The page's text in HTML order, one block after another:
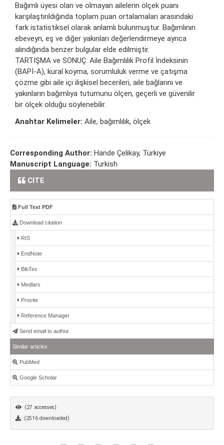
Bağımlı üyesi olan ve olmayan ailelerin ölçek puanı
karşılaştırıldığında toplam puan ortalamaları arasındaki
fark istatistiksel olarak anlamlı bulunmuştur. Bağımlının
ebeveyn, eş ve diğer yakınları değerlendirmeye ayrıca
alındığında benzer bulgular elde edilmiştir.
TARTIŞMA ve SONUÇ: Aile Bağımlılık Profil İndeksinin
(BAPİ-A), kural koyma, sorumluluk verme ve çatışma
çözme gibi aile içi ilişkisel becerileri, aile bağlarını ve
yakınların bağımlıya tutumunu ölçen, geçerli ve güvenilir
bir ölçek olduğu söylenebilir.
Anahtar Kelimeler: Aile, bağımlılık, ölçek
Corresponding Author: Hande Çelikay, Türkiye
Manuscript Language: Turkish
CITE
Full Text PDF
Download citation
RIS
EndNote
BibTex
Medlars
Procite
Reference Manager
Send email to author
Similar articles
PubMed
Google Scholar
(27 accesses)
(2516 downloaded)